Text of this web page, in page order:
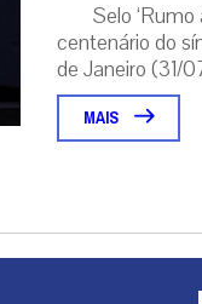
Selo
centenário do
de Janeiro (31/
MAIS